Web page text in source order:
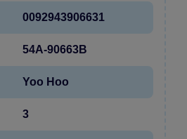
0092943906631
54A-90663B
Yoo Hoo
3